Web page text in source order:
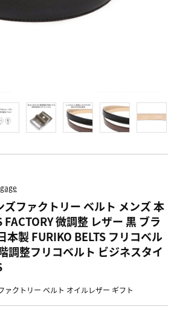
ズファクトリー ベルト メンズ 本
微調整 レザー 黒 ブラ
本製 FURIKO BELTS フリコベル
調整フリコベルト ビジネスタイ
ァクトリー ベルト オイルレザー ギフト